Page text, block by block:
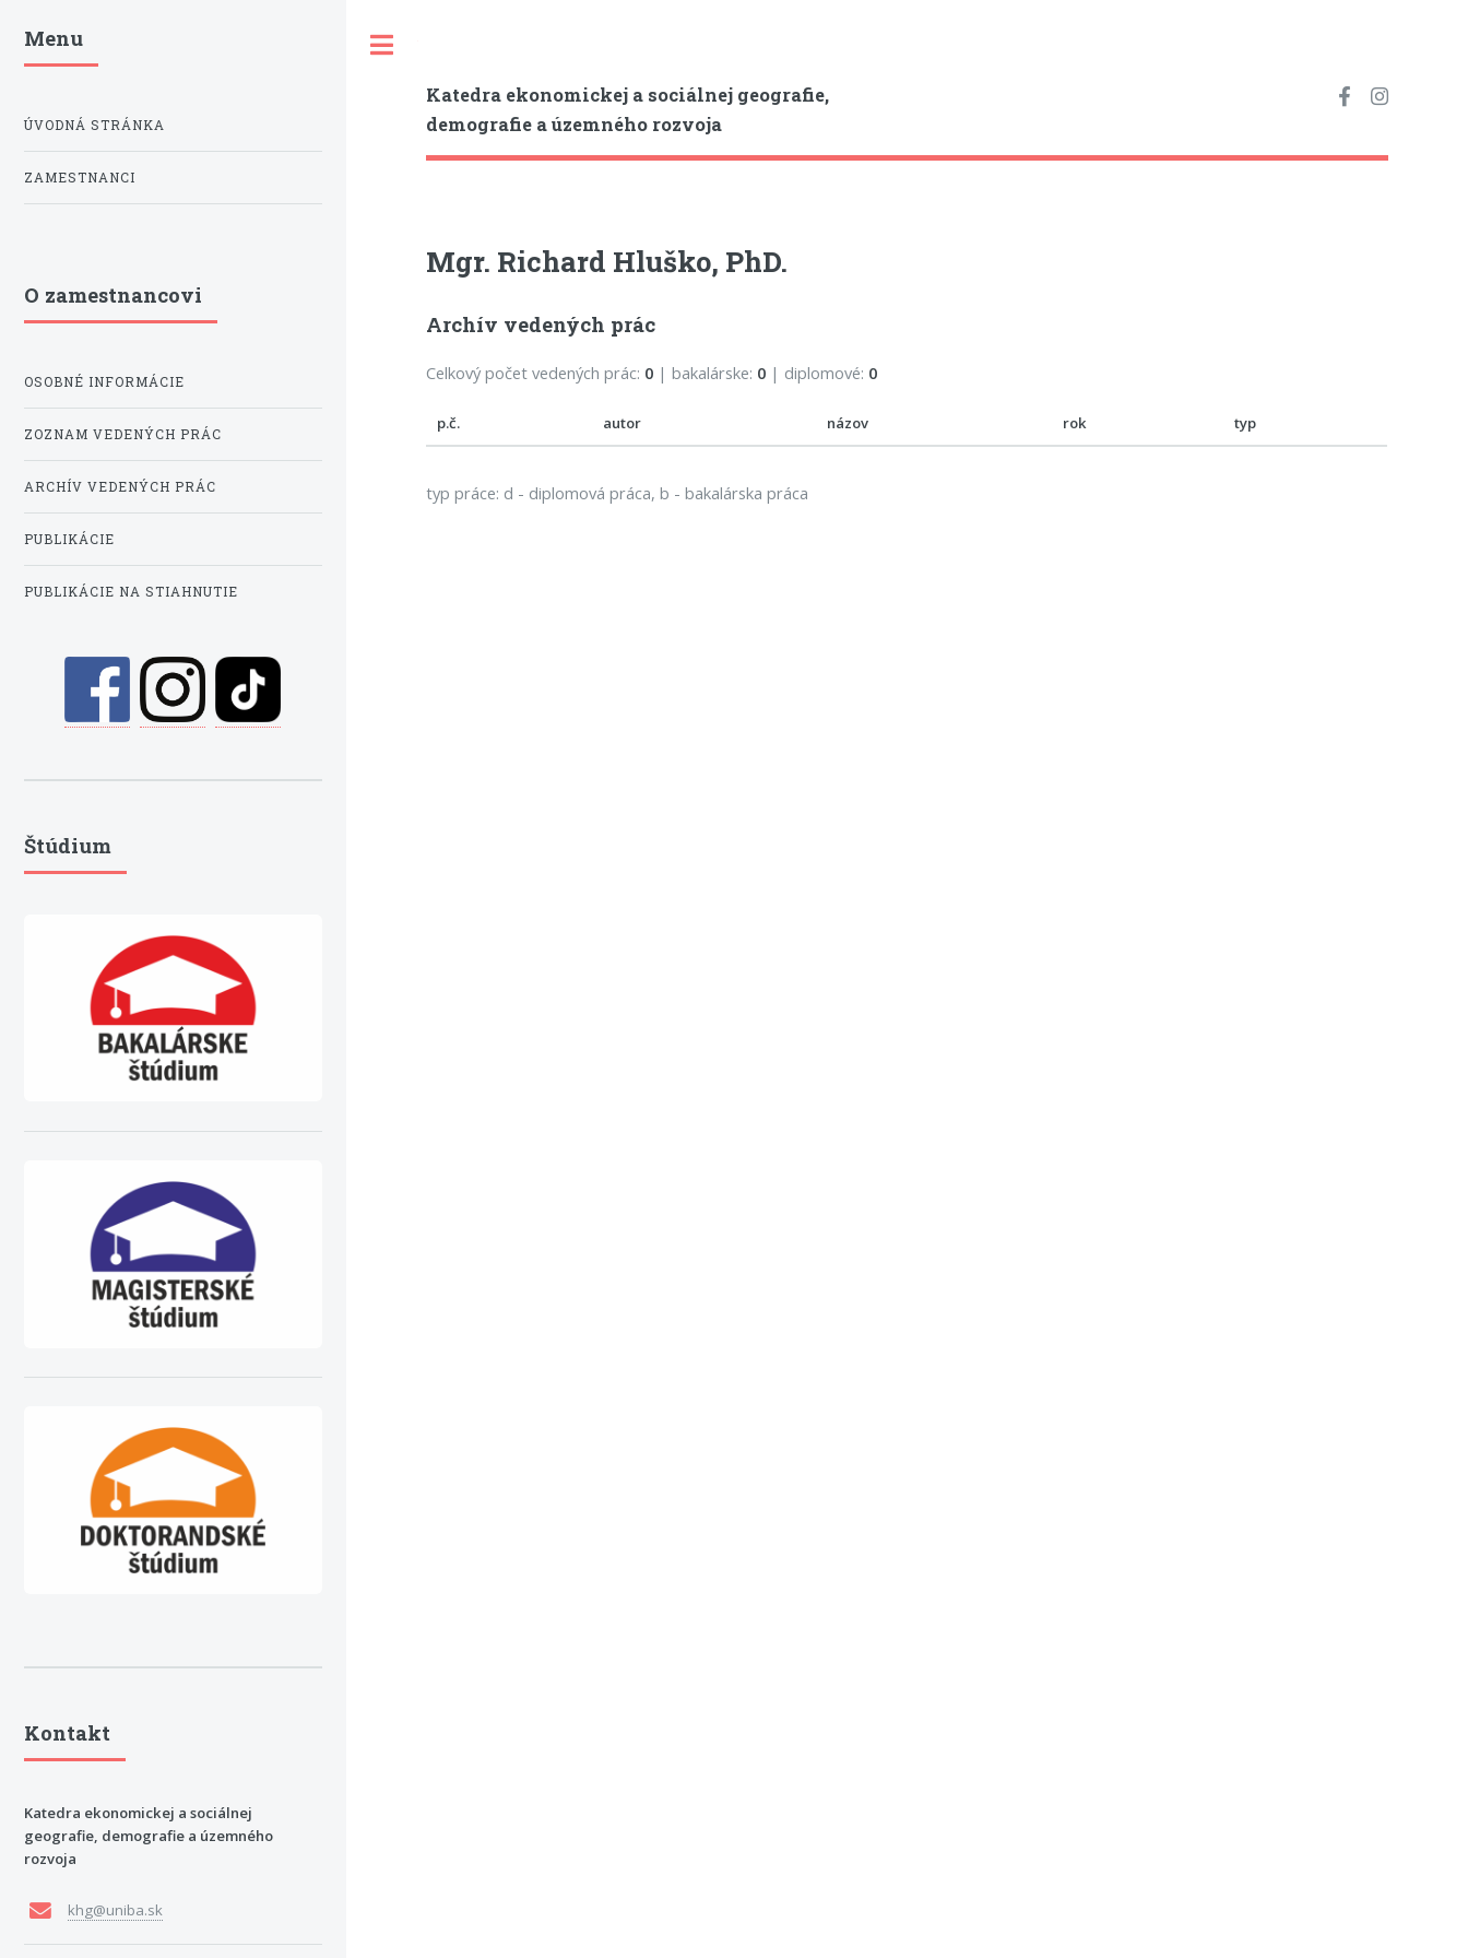
Katedra ekonomickej a sociálnej geografie,
demografie a územného rozvoja
Mgr. Richard Hluško, PhD.
Archív vedených prác
Celkový počet vedených prác: 0 | bakalárske: 0 | diplomové: 0
p.č. autor názov rok typ
typ práce: d - diplomová práca, b - bakalárska práca
Menu
ÚVODNÁ STRÁNKA
ZAMESTNANCI
O zamestnancovi
OSOBNÉ INFORMÁCIE
ZOZNAM VEDENÝCH PRÁC
ARCHÍV VEDENÝCH PRÁC
PUBLIKÁCIE
PUBLIKÁCIE NA STIAHNUTIE
Štúdium
Kontakt
Katedra ekonomickej a sociálnej
geografie, demografie a územného
rozvoja
khg@uniba.sk